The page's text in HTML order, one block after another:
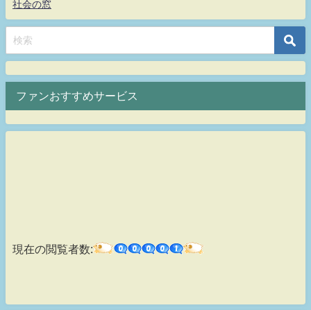
社会の窓
ファンおすすめサービス
現在の閲覧者数: